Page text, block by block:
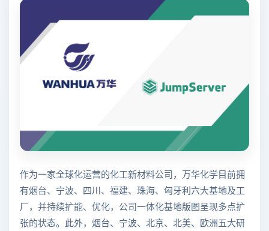
作为一家全球化运营的化工新材料公司，万华化学目前拥
有烟台、宁波、四川、福建、珠海、匈牙利六大基地及工
厂，并持续扩能、优化，公司一体化基地版图呈现多点扩
张的状态。此外，烟台、宁波、北京、北美、欧洲五大研